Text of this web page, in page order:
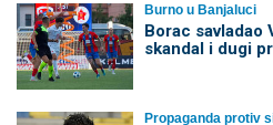
Burno u Banjaluci
Borac savladao
skandal i dugi
Propaganda protiv